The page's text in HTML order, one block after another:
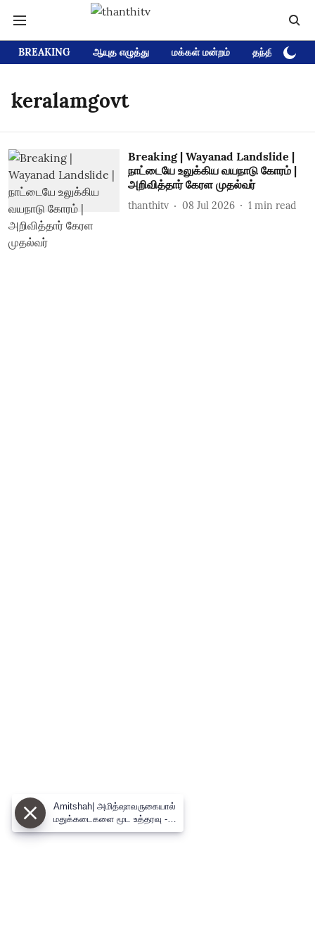
BREAKING ஆயுத எழுத்து மக்கள் மன்றம் தந்தி டிவி
keralamgovt
Breaking | Wayanad Landslide |
நாட்டையே உலுக்கிய வயநாடு கோரம் |
அறிவித்தார் கேரள முதல்வர்
thanthitv 08 Jul 2026 1 min read
Amitshah| அமித்ஷாவருகையால்
மதுக்கடைகளை மூட உத்தரவு -
மாலை 6 மணி டூ நாளை 3 மணி..